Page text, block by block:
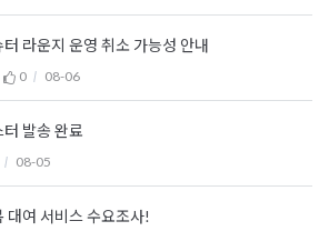
라운지 운영 취소 가능성 안내
0 08-06
발송 완료
08-05
대여 서비스 수요조사!